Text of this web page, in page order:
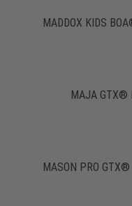
MADDOX KIDS
MAJA GTX®
MASON PRO